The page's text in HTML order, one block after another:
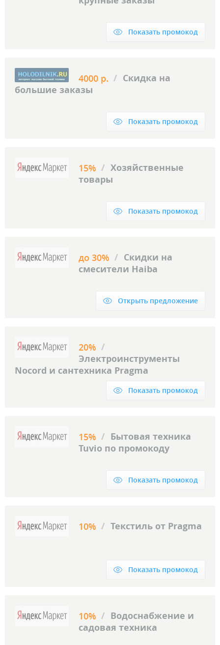
Показать промокод
4000 р. / Скидка на
большие заказы
Показать промокод
15% / Хозяйственные
товары
Показать промокод
до 30% / Скидки на
смесители Haiba
Открыть предложение
20% /
Электроинструменты
Nocord и сантехника Pragma
Показать промокод
15% / Бытовая техника
Tuvio по промокоду
Показать промокод
10% / Текстиль от Pragma
Показать промокод
10% / Водоснабжение и
садовая техника